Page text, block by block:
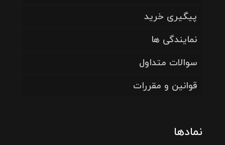
پیگیری خرید
نمایندگی ها
سوالات متداول
قوانین و مقررات
نمادها